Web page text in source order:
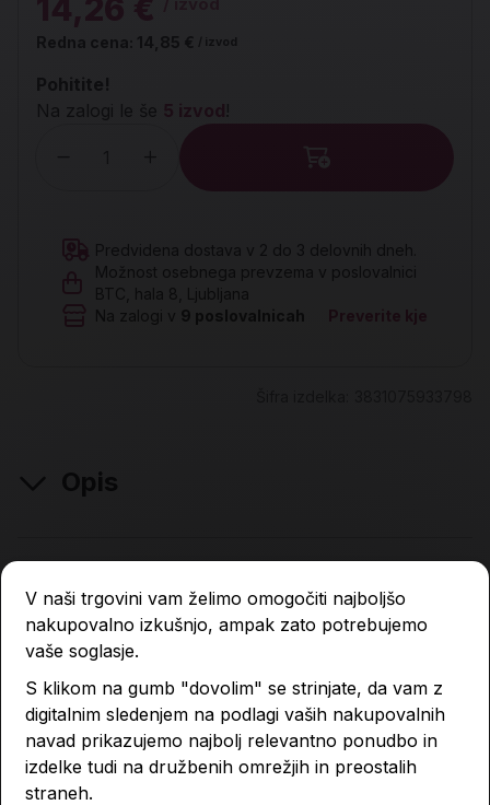
14,26 €
Redna cena: 14,85 € / izvod
Pohitite!
Na zalogi le še 5 izvod!
Predvidena dostava v 2 do 3 delovnih dneh.
Možnost osebnega prevzema v poslovalnici
BTC, hala 8, Ljubljana
Na zalogi v
9 poslovalnicah Preverite kje
Opis
Lastnosti izdelka
Podobni izdelki
-4 %
-4 %
V naši trgovini vam želimo omogočiti najboljšo
nakupovalno izkušnjo, ampak zato potrebujemo
vaše soglasje.
S klikom na gumb "dovolim" se strinjate, da vam z
digitalnim sledenjem na podlagi vaših nakupovalnih
navad prikazujemo najbolj relevantno ponudbo in
izdelke tudi na družbenih omrežjih in preostalih
straneh.